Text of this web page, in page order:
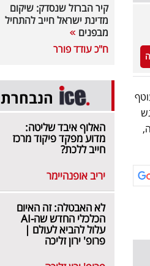
קיר הברזל שנסדק: שיקום
מדינת ישראל חייב להתחיל
מבפנים
ח"כ עודד פורר
הנבחרת
האלוף איבד שליטה:
מדוע מפקד פיקוד מרכז
חייב ללכת?
יריב אופנהיימר
לא האבטלה: זה האיום
הכלכלי החדש שה-AI
עלול להביא לעולם |
פרופ' ירון זליכה